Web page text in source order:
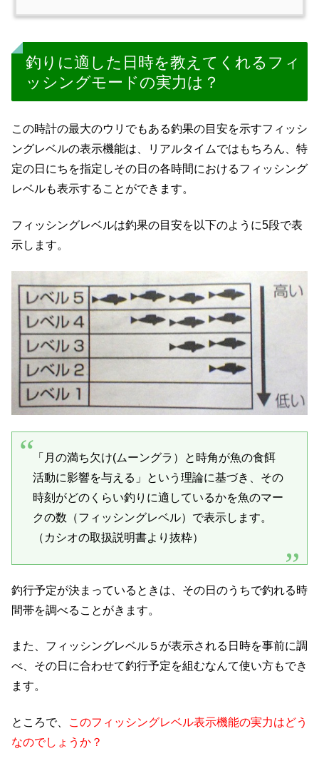
釣りに適した日時を教えてくれるフィ
ッシングモードの実力は？
この時計の最大のウリでもある釣果の目安を示すフィッシ
ングレベルの表示機能は、リアルタイムではもちろん、特
定の日にちを指定しその日の各時間におけるフィッシング
レベルも表示することができます。
フィッシングレベルは釣果の目安を以下のように5段で表
示します。
「月の満ち欠け(ムーングラ）と時角が魚の食餌
活動に影響を与える」という理論に基づき、その
時刻がどのくらい釣りに適しているかを魚のマー
クの数（フィッシングレベル）で表示します。
（カシオの取扱説明書より抜粋）
釣行予定が決まっているときは、その日のうちで釣れる時
間帯を調べることがきます。
また、フィッシングレベル５が表示される日時を事前に調
べ、その日に合わせて釣行予定を組むなんて使い方もでき
ます。
ところで、
このフィッシングレベル表示機能の実力はどう
なのでしょうか？